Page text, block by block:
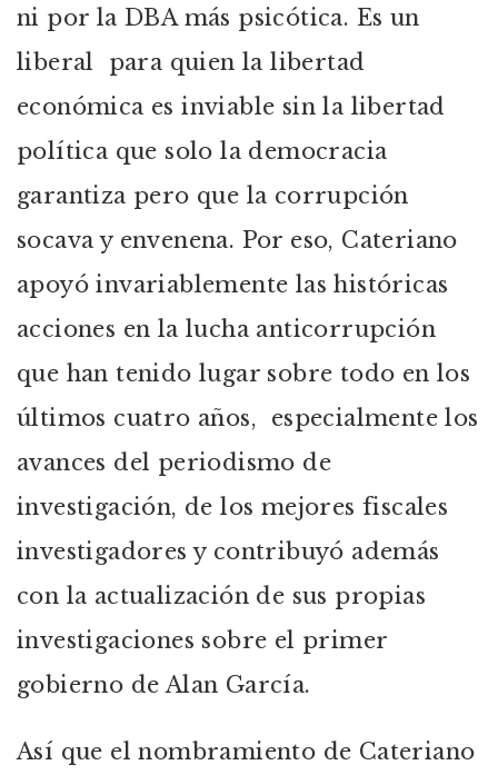
ni por la DBA más psicótica. Es un
liberal para quien la libertad
económica es inviable sin la libertad
política que solo la democracia
garantiza pero que la corrupción
socava y envenena. Por eso, Cateriano
apoyó invariablemente las históricas
acciones en la lucha anticorrupción
que han tenido lugar sobre todo en los
últimos cuatro años, especialmente los
avances del periodismo de
investigación, de los mejores fiscales
investigadores y contribuyó además
con la actualización de sus propias
investigaciones sobre el primer
gobierno de Alan García.
Así que el nombramiento de Cateriano